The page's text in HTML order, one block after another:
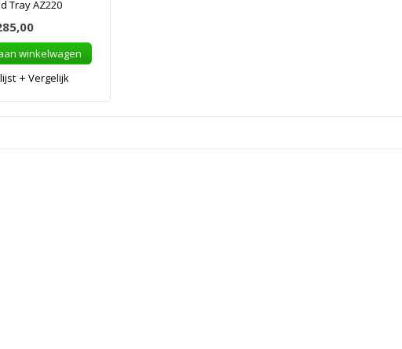
Tray AZ220
winkelwagen
Vergelijk